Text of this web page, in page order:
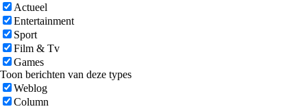
Actueel
Entertainment
Sport
Film & Tv
Games
Toon berichten van deze types
Weblog
Column